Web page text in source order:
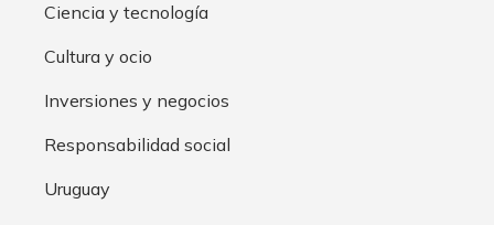
Ciencia y tecnología
Cultura y ocio
Inversiones y negocios
Responsabilidad social
Uruguay